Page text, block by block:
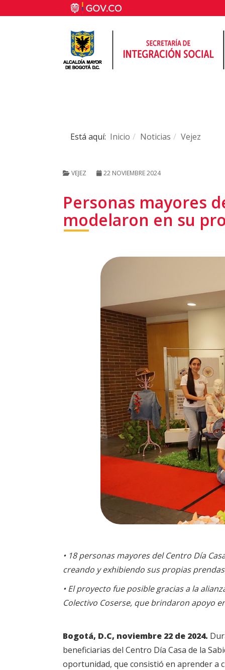
Está aquí: Inicio Noticias Vejez
VEJEZ 22 NOVIEMBRE 2024
Personas mayores
modelaron en su
• 18 personas mayores del Centro Día
creando y exhibiendo sus propias
• El proyecto fue posible gracias a la
Colectivo Coserse, que brindaron apoyo
Bogotá, D.C, noviembre 22 de 2024.
beneficiarias del Centro Día Casa de la
oportunidad, que consistió en aprender a